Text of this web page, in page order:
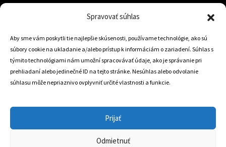
Spravovať súhlas
Aby sme vám poskytli tie najlepšie skúsenosti, používame technológie, ako sú
súbory cookie na ukladanie a/alebo prístup k informáciám o zariadení. Súhlas s
týmito technológiami nám umožní spracovávať údaje, ako je správanie pri
prehliadaní alebo jedinečné ID na tejto stránke. Nesúhlas alebo odvolanie
súhlasu môže nepriaznivo ovplyvniť určité vlastnosti a funkcie.
Prijať
Odmietnuť
Trstená 02801
+421 905 806 234
Český Eshop